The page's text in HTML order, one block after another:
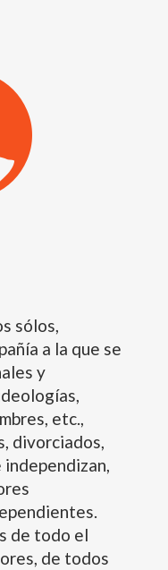
sólos,
a la que se
y
etc.,
divorciados,
de todo el
de todos